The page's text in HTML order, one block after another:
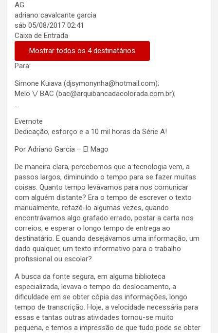
AG
adriano cavalcante garcia
sáb 05/08/2017 02:41
Caixa de Entrada
Mostrar todos os 4 destinatários
Para:
Simone Kuiava (djsymonynha@hotmail.com);
Melo \/ BAC (bac@arquibancadacolorada.com.br);
…
Evernote
Dedicação, esforço e a 10 mil horas da Série A!
Por Adriano Garcia – El Mago
De maneira clara, percebemos que a tecnologia vem, a
passos largos, diminuindo o tempo para se fazer muitas
coisas. Quanto tempo levávamos para nos comunicar
com alguém distante? Era o tempo de escrever o texto
manualmente, refazê-lo algumas vezes, quando
encontrávamos algo grafado errado, postar a carta nos
correios, e esperar o longo tempo de entrega ao
destinatário. E quando desejávamos uma informação, um
dado qualquer, um texto informativo para o trabalho
profissional ou escolar?
A busca da fonte segura, em alguma biblioteca
especializada, levava o tempo do deslocamento, a
dificuldade em se obter cópia das informações, longo
tempo de transcrição. Hoje, a velocidade necessária para
essas e tantas outras atividades tornou-se muito
pequena, e temos a impressão de que tudo pode se obter